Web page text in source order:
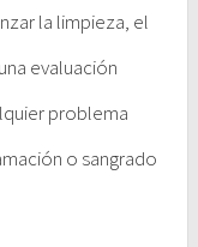
la limpieza, el
evaluación
problema
o sangrado